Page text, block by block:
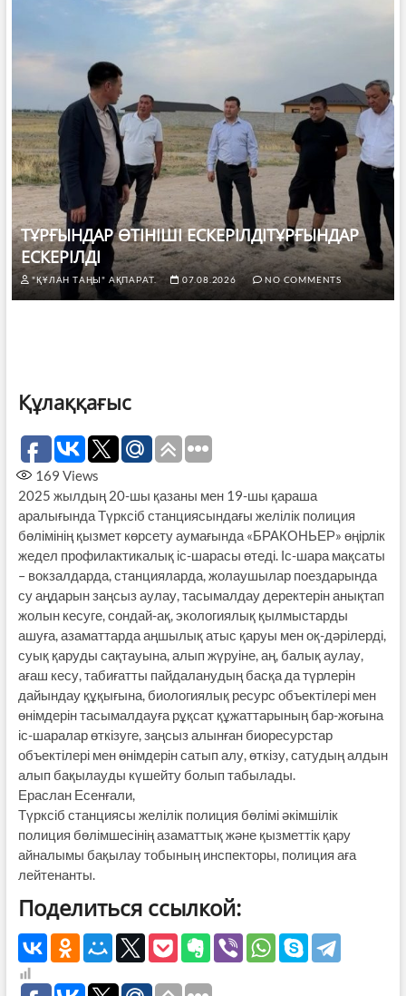
ТҰРҒЫНДАР ӨТІНІШІ ЕСКЕРІЛДІТҰРҒЫНДАР
ЕСКЕРІЛДІ
"ҚҰЛАН ТАҢЫ" АҚПАРАТ. 07.08.2026 NO COMMENTS
Құлаққағыс
169 Views
2025 жылдың 20-шы қазаны мен 19-шы қараша
аралығында Түрксіб станциясындағы желілік полиция
бөлімінің қызмет көрсету аумағында «БРАКОНЬЕР» өңірлік
жедел профилактикалық іс-шарасы өтеді. Іс-шара мақсаты
– вокзалдарда, станцияларда, жолаушылар поездарында
су аңдарын заңсыз аулау, тасымалдау деректерін анықтап
жолын кесуге, сондай-ақ, экологиялық қылмыстарды
ашуға, азаматтарда аңшылық атыс қаруы мен оқ-дәрілерді,
суық қаруды сақтауына, алып жүруіне, аң, балық аулау,
ағаш кесу, табиғатты пайдаланудың басқа да түрлерін
дайындау құқығына, биологиялық ресурс объектілері мен
өнімдерін тасымалдауға рұқсат құжаттарының бар-жоғына
іс-шаралар өткізуге, заңсыз алынған биоресурстар
объектілері мен өнімдерін сатып алу, өткізу, сатудың алдын
алып бақылауды күшейту болып табылады.
Ераслан Есенғали,
Түрксіб станциясы желілік полиция бөлімі әкімшілік
полиция бөлімшесінің азаматтық және қызметтік қару
айналымы бақылау тобының инспекторы, полиция аға
лейтенанты.
Поделиться ссылкой: